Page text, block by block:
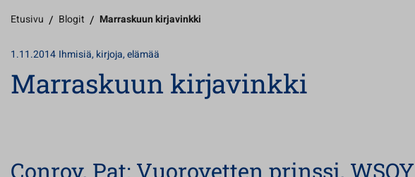
Etusivu / Blogit / Marraskuun kirjavinkki
1.11.2014 Ihmisiä, kirjoja, elämää
Marraskuun kirjavinkki
Conroy, Pat: Vuorovetten prinssi, WSOY